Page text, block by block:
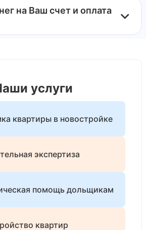
на Ваш счет и оплата
услуги
квартиры в новостройке
экспертиза
помощь дольщикам
квартир